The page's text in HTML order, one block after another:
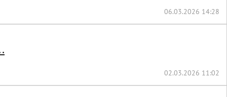
06.03.2026 14:28
02.03.2026 11:02